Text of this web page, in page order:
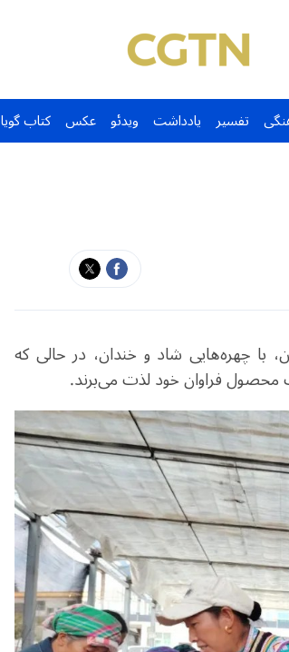
تفسیر یادداشت ویدئو عکس کتاب گویا
چهره‌هایی شاد و خندان، در حالی که
محصول فراوان خود لذت می‌برند.